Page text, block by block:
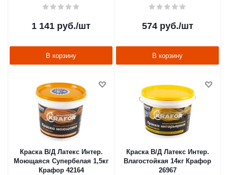
1 141 руб./шт
В корзину
574руб./шт
В корзину
Краска В/Д Латекс Интер.
Моющаяся Супербелая 1,5кг
Крафор 42164
Краска В/Д Латекс Интер.
Влагостойкая 14кг Крафор
26967